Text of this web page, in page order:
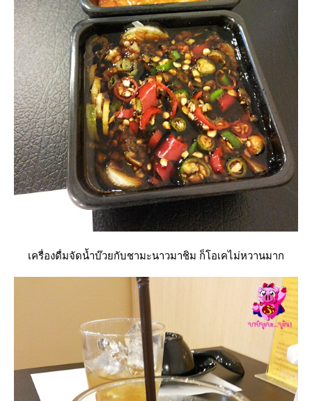
เครื่องดื่มจัดน้ำบ๊วยกับชามะนาวมาชิม ก็โอเคไม่หวานมาก